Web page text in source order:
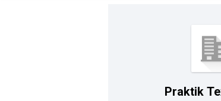
Praktik